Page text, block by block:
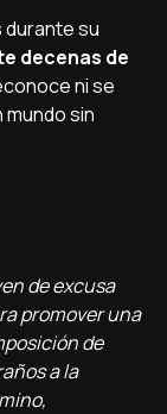
su
decenas de
ni se
sin
de excusa
promover una
de
a la